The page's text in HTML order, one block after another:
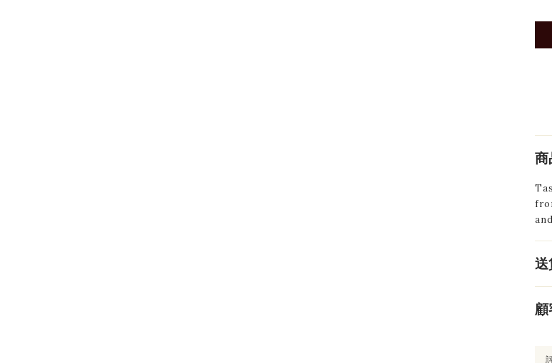
商
送
顧